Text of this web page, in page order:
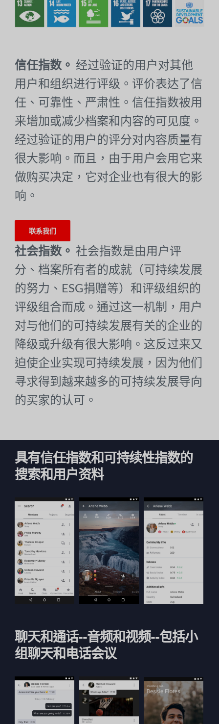
信任指数。 经过验证的用户对其他
用户和组织进行评级。评价表达了信
任、可靠性、严肃性。信任指数被用
来增加或减少档案和内容的可见度。
经过验证的用户的评分对内容质量有
很大影响。而且，由于用户会用它来
做购买决定，它对企业也有很大的影
响。
联系我们
社会指数。 社会指数是由用户评
分、档案所有者的成就（可持续发展
的努力、ESG捐赠等）和评级组织的
评级组合而成。通过这一机制，用户
对与他们的可持续发展有关的企业的
降级或升级有很大影响。这反过来又
迫使企业实现可持续发展，因为他们
寻求得到越来越多的可持续发展导向
的买家的认可。
具有信任指数和可持续性指数的
搜索和用户资料
聊天和通话--音频和视频--包括小
组聊天和电话会议